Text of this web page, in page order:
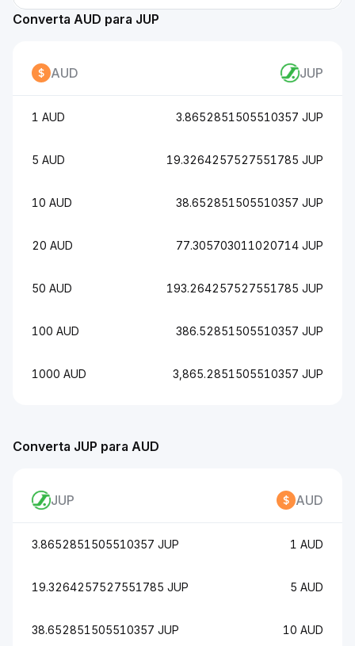
Converta JUP para AUD
JUP AUD
3.8652851505510357 JUP 1 AUD
19.3264257527551785 JUP 5 AUD
38.652851505510357 JUP 10 AUD
Converta AUD para JUP
AUD JUP
1 AUD 3.8652851505510357 JUP
5 AUD 19.3264257527551785 JUP
10 AUD 38.652851505510357 JUP
20 AUD 77.305703011020714 JUP
50 AUD 193.264257527551785 JUP
100 AUD 386.52851505510357 JUP
1000 AUD 3,865.2851505510357 JUP